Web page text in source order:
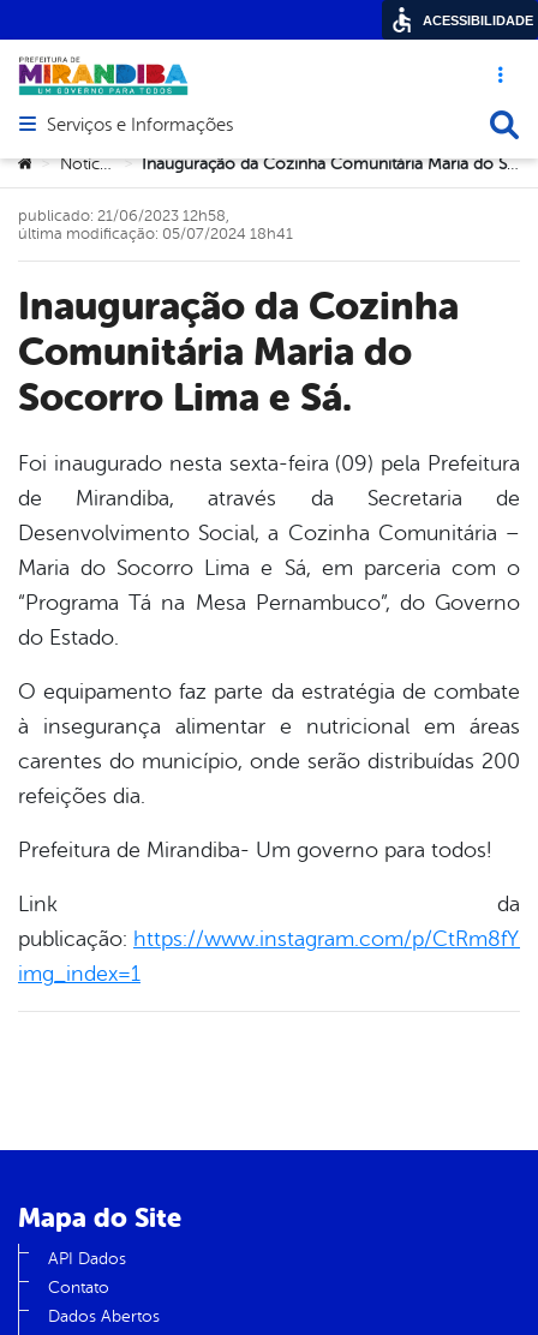
Acesso
Abrir menu principal de navegação
Serviços e Informações
Você está aqui:
> Notícias > Inauguração da Cozinha Comunitária Maria do Socorro Lima e Sá.
Inauguração da Cozinha
Comunitária Maria do
Socorro Lima e Sá.
publicado: 21/06/2023 12h58,
última modificação: 05/07/2024 18h41
Foi inaugurado nesta sexta-feira (09) pela Prefeitura
de Mirandiba, através da Secretaria de
Desenvolvimento Social, a Cozinha Comunitária –
Maria do Socorro Lima e Sá, em parceria com o
“Programa Tá na Mesa Pernambuco”, do Governo
do Estado.
O equipamento faz parte da estratégia de combate
à insegurança alimentar e nutricional em áreas
carentes do município, onde serão distribuídas 200
refeições dia.
Prefeitura de Mirandiba- Um governo para todos!
Link da
publicação: https://www.instagram.com/p/
img_index=1
Mapa do Site
API Dados
Contato
Dados Abertos
ACESSIBILIDADE